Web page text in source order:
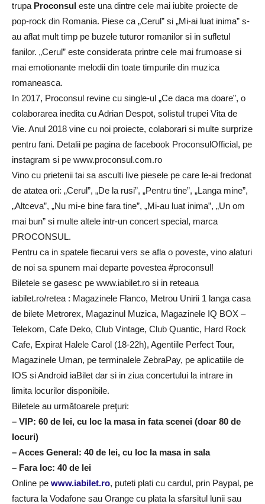
trupa Proconsul este una dintre cele mai iubite proiecte de
pop-rock din Romania. Piese ca „Cerul” si „Mi-ai luat inima” s-
au aflat mult timp pe buzele tuturor romanilor si in sufletul
fanilor. „Cerul” este considerata printre cele mai frumoase si
mai emotionante melodii din toate timpurile din muzica
romaneasca.
In 2017, Proconsul revine cu single-ul „Ce daca ma doare”, o
colaborarea inedita cu Adrian Despot, solistul trupei Vita de
Vie. Anul 2018 vine cu noi proiecte, colaborari si multe surprize
pentru fani. Detalii pe pagina de facebook ProconsulOfficial, pe
instagram si pe www.proconsul.com.ro
Vino cu prietenii tai sa asculti live piesele pe care le-ai fredonat
de atatea ori: „Cerul”, „De la rusi”, „Pentru tine”, „Langa mine”,
„Altceva”, „Nu mi-e bine fara tine”, „Mi-au luat inima”, „Un om
mai bun” si multe altele intr-un concert special, marca
PROCONSUL.
Pentru ca in spatele fiecarui vers se afla o poveste, vino alaturi
de noi sa spunem mai departe povestea #proconsul!
Biletele se gasesc pe www.iabilet.ro si in reteaua
iabilet.ro/retea : Magazinele Flanco, Metrou Unirii 1 langa casa
de bilete Metrorex, Magazinul Muzica, Magazinele IQ BOX –
Telekom, Cafe Deko, Club Vintage, Club Quantic, Hard Rock
Cafe, Expirat Halele Carol (18-22h), Agentiile Perfect Tour,
Magazinele Uman, pe terminalele ZebraPay, pe aplicatiile de
IOS si Android iaBilet dar si in ziua concertului la intrare in
limita locurilor disponibile.
Biletele au următoarele preţuri:
– VIP: 60 de lei, cu loc la masa in fata scenei (doar 80 de
locuri)
– Acces General: 40 de lei, cu loc la masa in sala
– Fara loc: 40 de lei
Online pe www.iabilet.ro, puteti plati cu cardul, prin Paypal, pe
factura la Vodafone sau Orange cu plata la sfarsitul lunii sau